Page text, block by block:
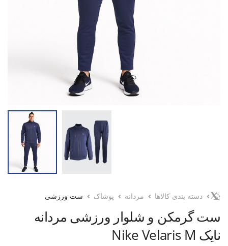
دسته بندی کالاها مردانه پوشاک ست ورزشی
ست گرمکن و شلوار ورزشی مردانه
نایک Nike Velaris M